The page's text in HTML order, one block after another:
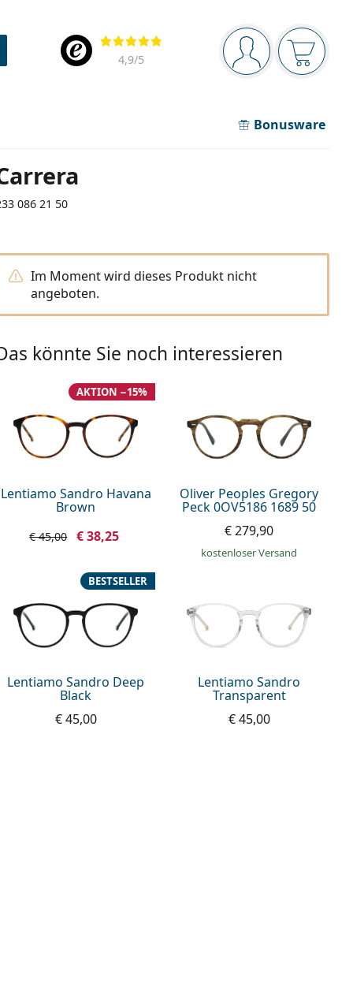
Navigationsleiste
Sie sind Der
Bewertung
4,9/5
Bonusware
086 21 50
Im Moment wird dieses Produkt nicht
angeboten.
könnte Sie noch interessieren
Lentiamo Sandro Havana
Brown
AKTION −15%
€ 45,00 € 38,25
Oliver Peoples Gregory
Peck 0OV5186 1689 50
€ 279,90
kostenloser Versand
Lentiamo Sandro Deep
Black
BESTSELLER
€ 45,00
Lentiamo Sandro
Transparent
€ 45,00